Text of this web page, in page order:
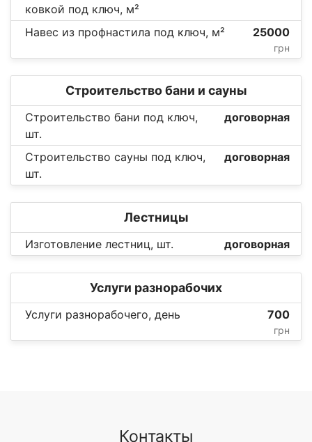
ковкой под ключ, м²
Навес из профнастила под ключ, м² 25000
грн
Строительство бани и сауны
Строительство бани под ключ,
шт.
договорная
Строительство сауны под ключ,
шт.
договорная
Лестницы
Изготовление лестниц, шт. договорная
Услуги разнорабочих
Услуги разнорабочего, день 700
грн
Контакты